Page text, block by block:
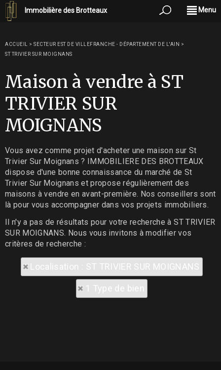
Immobilière des Brotteaux Menu
ACCUEIL > SECTEUR EST DE VILLEFRANCHE - DÉPARTEMENT DE L'AIN >
ST TRIVIER SUR MOIGNANS
Maison à vendre à ST
TRIVIER SUR
MOIGNANS
Vous avez comme projet d'acheter une maison sur St
Trivier Sur Moignans ? IMMOBILIERE DES BROTTEAUX
dispose d'une bonne connaissance du marché de St
Trivier Sur Moignans et propose régulièrement des
maisons à vendre en avant-première. Nos conseillers sont
là pour vous accompagner dans vos projets immobiliers.
Il n'y a pas de résultats pour votre recherche à ST TRIVIER
SUR MOIGNANS. Nous vous invitons à modifier vos
critères de recherche :
Localisation : ST TRIVIER SUR MOIGNANS
1 Type de bien